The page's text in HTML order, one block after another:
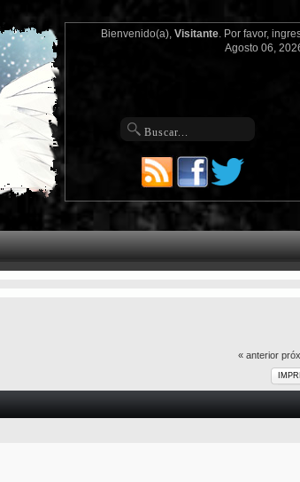
Bienvenido(a), Visitante. Por favor,
Agosto 06,
« anterior